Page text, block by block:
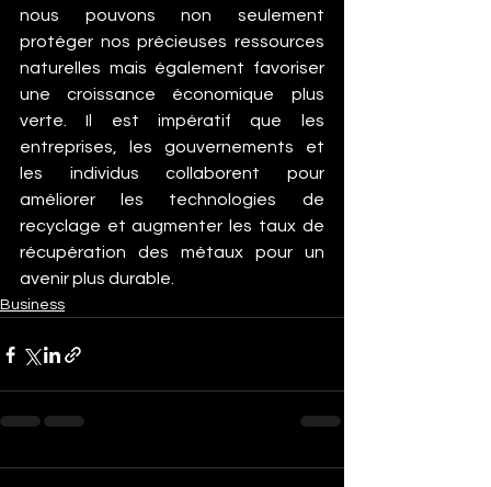
nous pouvons non seulement
protéger nos précieuses ressources
naturelles mais également favoriser
une croissance économique plus
verte. Il est impératif que les
entreprises, les gouvernements et
les individus collaborent pour
améliorer les technologies de
recyclage et augmenter les taux de
récupération des métaux pour un
avenir plus durable.
Business